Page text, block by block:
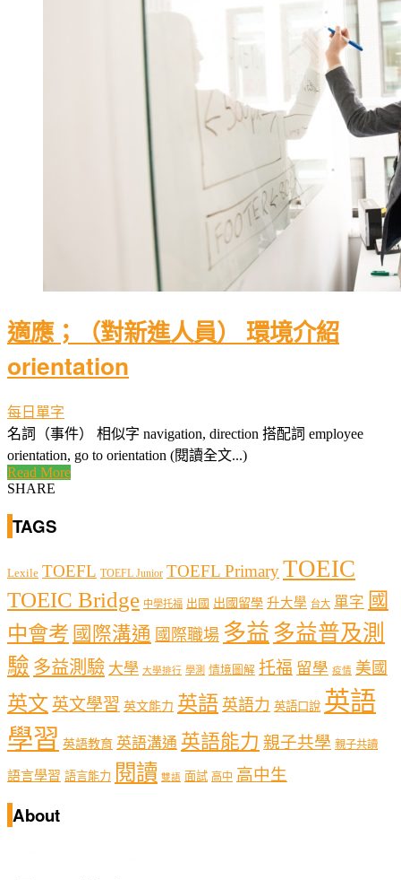
適應；（對新進人員） 環境介紹
orientation
每日單字
名詞（事件） 相似字 navigation, direction 搭配詞 employee
orientation, go to orientation (閱讀全文...)
Read More
SHARE
TAGS
Lexile TOEFL TOEFL Junior TOEFL PrimaryTOEIC
TOEIC Bridge 中學托福 出國 出國留學 升大學 台大 單字 國
中會考 國際溝通 國際職場 多益 多益普及測
驗 多益測驗 大學 大學排行 學測 情境圖解 托福 留學 疫情 美國
英文 英文學習 英文能力 英語 英語力 英語口說 英語
學習 英語教育 英語溝通 英語能力 親子共學 親子共讀
語言學習 語言能力 閱讀 雙語 面試 高中 高中生
About